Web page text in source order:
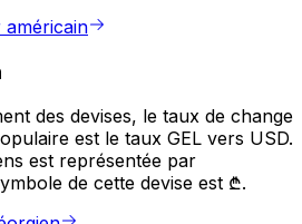
des devises, le taux de change
est le taux GEL vers USD.
est représentée par
de cette devise est ₾.